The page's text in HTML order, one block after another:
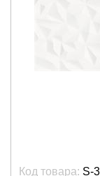
Код товара: S-